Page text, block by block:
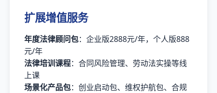
扩展增值服务
年度法律顾问包：企业版2888元/年，个人版888
元/年
法律培训课程：合同风险管理、劳动法实操等线
上课
场景化产品包：创业启动包、维权护航包、合规